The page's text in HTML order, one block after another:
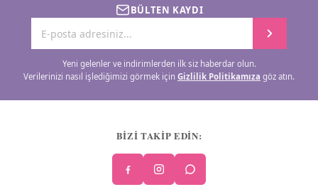
BÜLTEN KAYDI
Yeni gelenler ve indirimlerden ilk siz haberdar olun.
Verilerinizi nasıl işlediğimizi görmek için Gizlilik Politikamıza göz atın.
BİZİ TAKİP EDİN: